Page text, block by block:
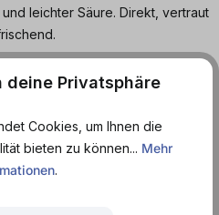
leichter Säure. Direkt, vertraut
oder wenn schnelle Energie
Drink bei dosenmatrosen.de
deine Privatsphäre
Cookies, um Ihnen die
bieten zu können... Mehr
.